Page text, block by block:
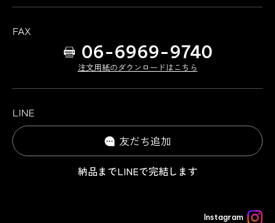
FAX
06-6969-9740
注文用紙のダウンロードはこちら
LINE
友だち追加
納品までLINEで完結します
Instagram